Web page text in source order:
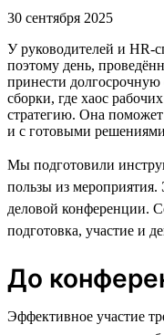
30 сентября 2025
У руководителей и HR-
поэтому день,
принести долгосрочную
сборки, где хаос
стратегию. Она поможет
и с готовыми решениями
Мы подготовили
пользы из
деловой конференции.
подготовка, участие и
До
Эффективное участие